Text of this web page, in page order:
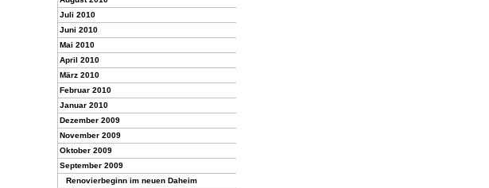
Juli 2010
Juni 2010
Mai 2010
April 2010
März 2010
Februar 2010
Januar 2010
Dezember 2009
November 2009
Oktober 2009
September 2009
Renovierbeginn im neuen Daheim